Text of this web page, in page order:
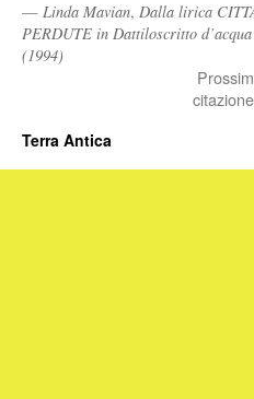
— Linda Mavian, Dalla lirica
PERDUTE in Dattiloscritto d’acqua
(1994)
Terra Antica